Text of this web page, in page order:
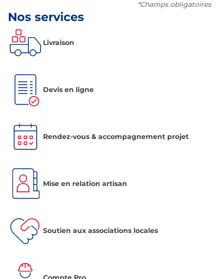
*Champs obligatoires
Nos services
Livraison
Devis en ligne
Rendez-vous & accompagnement projet
Mise en relation artisan
Soutien aux associations locales